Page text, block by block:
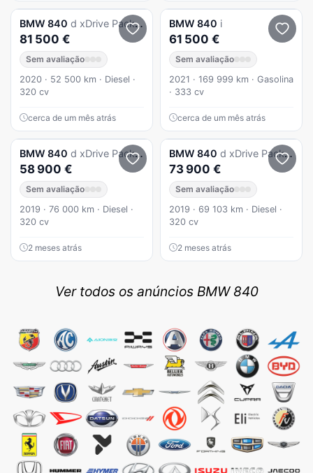
BMW 840 d xDrive Pack M
81 500 €
Sem avaliação
2020 · 52 500 km · Diesel ·
320 cv
cerca de um mês atrás
BMW 840 i
61 500 €
Sem avaliação
2021 · 169 999 km · Gasolina
· 333 cv
cerca de um mês atrás
BMW 840 d xDrive Pack M
58 900 €
Sem avaliação
2019 · 76 000 km · Diesel ·
320 cv
2 meses atrás
BMW 840 d xDrive Pack M
73 900 €
Sem avaliação
2019 · 69 103 km · Diesel ·
320 cv
2 meses atrás
Ver todos os anúncios BMW 840